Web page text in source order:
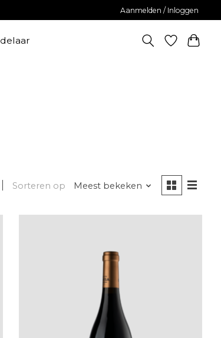
Aanmelden / Inloggen
Sorteren op Meest bekeken